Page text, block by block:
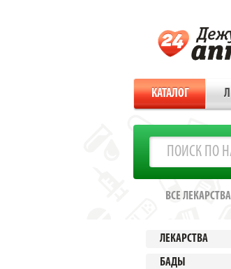
КАТАЛОГ
ВСЕ
ЛЕКАРСТВА
БАДЫ